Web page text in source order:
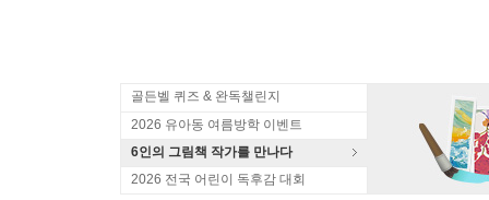
골든벨 퀴즈 & 완독챌린지
2026 유아동 여름방학 이벤트
6인의 그림책 작가를 만나다
2026 전국 어린이 독후감 대회